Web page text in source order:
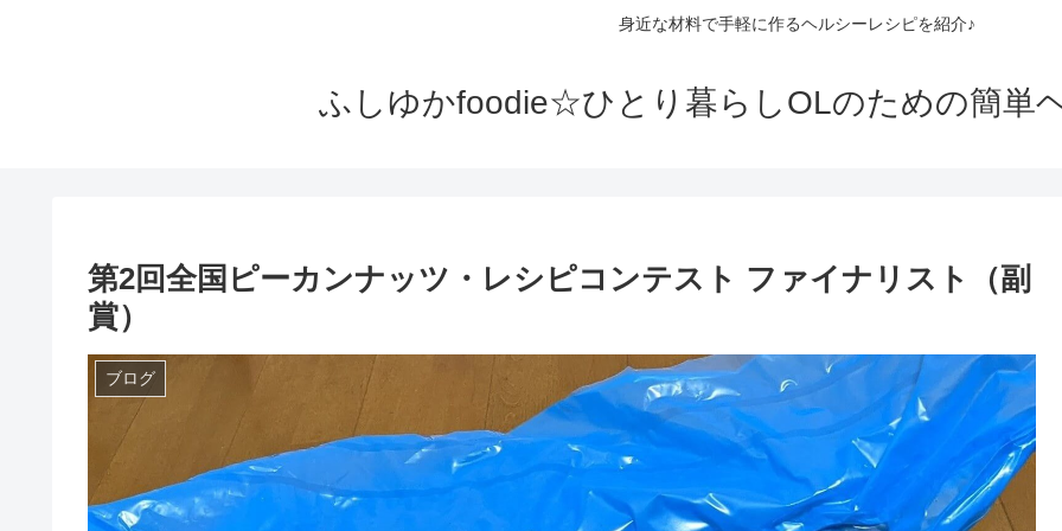
身近な材料で手軽に作るヘルシーレシピを紹介♪
ふしゆかfoodie☆ひとり暮らしOLのための簡単
第2回全国ピーカンナッツ・レシピコンテスト ファイナリスト（副
賞）
ブログ